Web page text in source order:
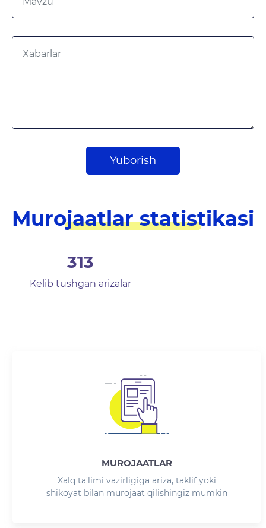
Yuborish
Murojaatlar statistikasi
0
Rad etilgan arizalar
MUROJAATLAR
Xalq ta'limi vazirligiga ariza, taklif yoki
shikoyat bilan murojaat qilishingiz mumkin